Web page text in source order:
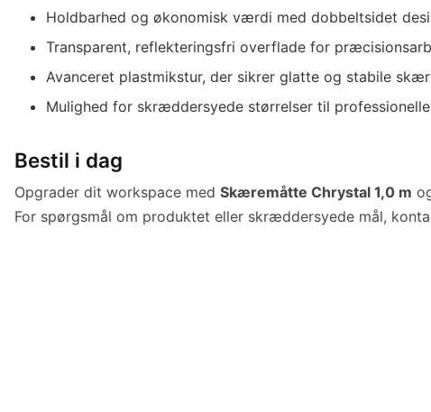
Holdbarhed og økonomisk værdi med dobbeltsidet
Transparent, reflekteringsfri overflade for
Avanceret plastmikstur, der sikrer glatte og stabile
Mulighed for skræddersyede størrelser til
Bestil i dag
Opgrader dit workspace med Skæremåtte Chrystal 1,0 m
For spørgsmål om produktet eller skræddersyede mål,